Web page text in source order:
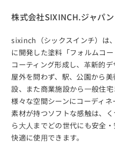
株式会社SIXINCH.ジャパン
sixinch（シックスインチ）は、
に開発した塗料「フォルムコ
コーティング形成し、⾰新的
屋外を問わず、駅、公園から
設、また商業施設から⼀般住宅
様々な空間シーンにコーディネ
素材が持つソフトな感触は、
ら⼤⼈までどの世代にも安全・
快適に使⽤できます。